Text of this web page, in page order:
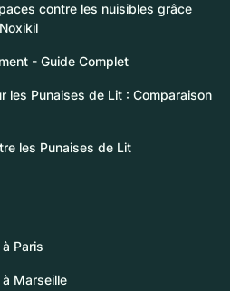
contre les nuisibles grâce
- Guide Complet
les Punaises de Lit : Comparaison
les Punaises de Lit
Paris
Marseille